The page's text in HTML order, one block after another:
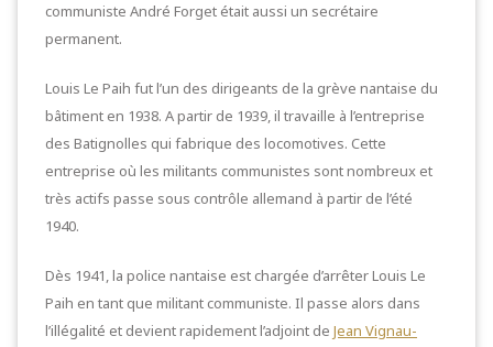
communiste André Forget était aussi un secrétaire
permanent.
Louis Le Paih fut l’un des dirigeants de la grève nantaise du
bâtiment en 1938. A partir de 1939, il travaille à l’entreprise
des Batignolles qui fabrique des locomotives. Cette
entreprise où les militants communistes sont nombreux et
très actifs passe sous contrôle allemand à partir de l’été
1940.
Dès 1941, la police nantaise est chargée d’arrêter Louis Le
Paih en tant que militant communiste. Il passe alors dans
l’illégalité et devient rapidement l’adjoint de Jean Vignau-